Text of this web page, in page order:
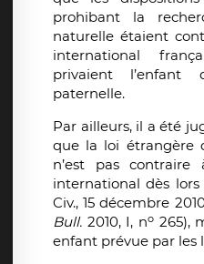
prohibant la
naturelle étaient
international
privaient l’enfant
paternelle.
Par ailleurs, il a été
que la loi étrangère
n’est pas
international dès lors
Civ., 15 décembre
Bull. 2010, I, no265),
enfant prévue par les